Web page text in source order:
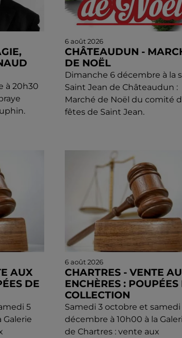
à 20h30
6 août 2026
CHÂTEAUDUN -
DE NOËL
Dimanche 6 décembre à la
Saint Jean de Châteaudun :
Marché de Noël du comité
fêtes de Saint Jean.
AUX
DE
5
Galerie
6 août 2026
CHARTRES - VENTE
ENCHÈRES : POUPÉES
COLLECTION
Samedi 3 octobre et samedi
décembre à 10h00 à la
de Chartres : vente aux